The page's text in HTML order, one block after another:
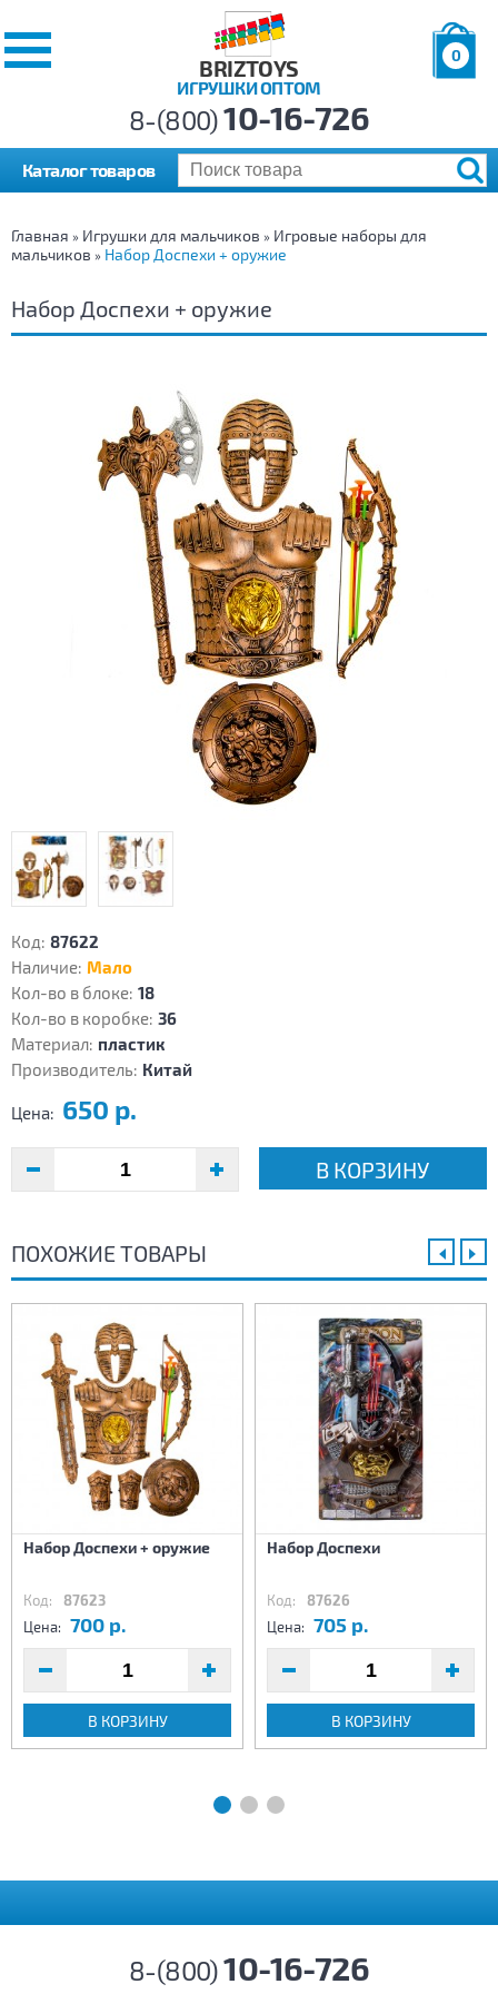
BRIZTOYS
ИГРУШКИ ОПТОМ
0
р.
8-(800)10-16-726
Каталог товаров
Главная » Игрушки для мальчиков » Игровые наборы для
мальчиков » Набор Доспехи + оружие
Набор Доспехи + оружие
Код: 87622
Наличие: Мало
Кол-во в блоке: 18
Кол-во в коробке: 36
Материал: пластик
Производитель: Китай
Цена: 650 р.
В КОРЗИНУ
ПОХОЖИЕ ТОВАРЫ
Набор Доспехи + оружие
Код: 87623
Цена: 700 р.
В КОРЗИНУ
Набор Доспехи
Код: 87626
Цена: 705 р.
В КОРЗИНУ
8-(800)10-16-726